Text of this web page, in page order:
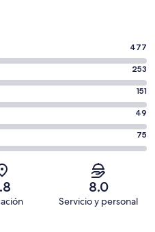
477
253
151
49
75
8.0
Servicio y personal